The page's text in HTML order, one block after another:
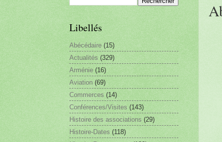
Libellés
Abécédaire (15)
Actualités (329)
Arménie (16)
Aviation (69)
Commerces (14)
Conférences/Visites (143)
Histoire des associations (29)
Histoire-Dates (118)